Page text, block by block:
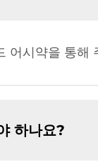
어시약을 통해
하나요?